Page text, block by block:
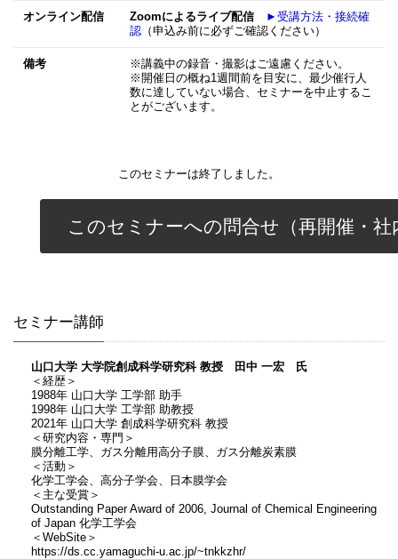
オンライン配信 Zoomによるライブ配信
►受講方法・接続確
認（申込み前に必ずご確認ください）
備考
※講義中の録音・撮影はご遠慮ください。
※開催日の概ね1週間前を目安に、最少催行人
数に達していない場合、セミナーを中止するこ
とがございます。
このセミナーは終了しました。
このセミナーへの問合せ（再開催・社
セミナー講師
山口大学 大学院創成科学研究科 教授 田中 一宏 氏
＜経歴＞
1988年 山口大学 工学部 助手
1998年 山口大学 工学部 助教授
2021年 山口大学 創成科学研究科 教授
＜研究内容・専門＞
膜分離工学、ガス分離用高分子膜、ガス分離炭素膜
＜活動＞
化学工学会、高分子学会、日本膜学会
＜主な受賞＞
Outstanding Paper Award of 2006, Journal of Chemical Engineering
of Japan 化学工学会
＜WebSite＞
https://ds.cc.yamaguchi-u.ac.jp/~tnkkzhr/